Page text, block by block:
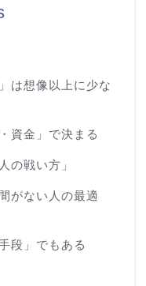
は想像以上に少な
資金」で決まる
の戦い方」
がない人の最適
段」でもある